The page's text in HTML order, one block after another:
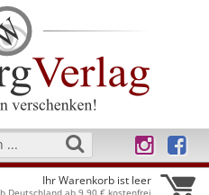
Ihr Warenkorb ist leer
Deutschland ab 9,90 € kostenfrei